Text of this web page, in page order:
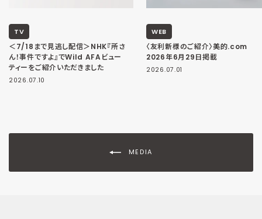
TV
＜7/18まで見逃し配信＞NHK『所さ
ん！事件ですよ』でWild AFAビュー
ティーをご紹介いただきました
2026.07.10
WEB
〈友利新様のご紹介〉美的.com
2026年6月29日掲載
2026.07.01
MEDIA